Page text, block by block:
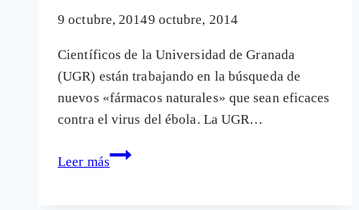
9 octubre, 20149 octubre, 2014
Científicos de la Universidad de Granada
(UGR) están trabajando en la búsqueda de
nuevos «fármacos naturales» que sean eficaces
contra el virus del ébola. La UGR…
Leer más
España